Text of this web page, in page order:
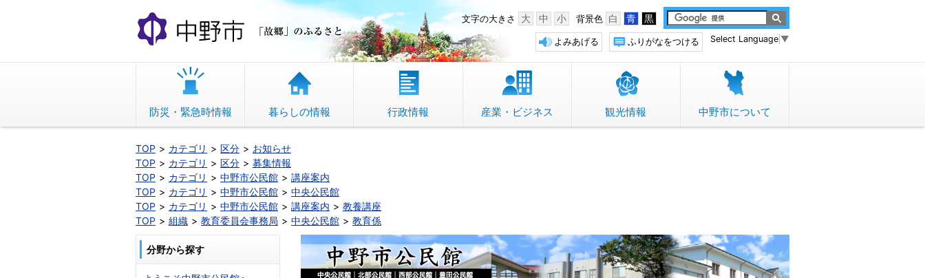
文
へ
動
中野市 「故郷」のふるさと 背景色 白 青 黒
文字の大きさ 大 中 小
Select Language ▼
ふりがなをつける
よみあげる
防災・緊急時情報 暮らしの情報 行政情報 産業・ビジネス 観光情報 中野市について
TOP カテゴリ 区分
お知らせ
TOP
カテゴリ 区分
募集情報
TOP
カテゴリ 中野市公民館
講座案内
TOP
カテゴリ 中野市公民館
中央公民館
TOP
カテゴリ 中野市公民館 講座案内
教養講座
TOP
組織 教育委員会事務局 中央公民館 教育係
分野から探す